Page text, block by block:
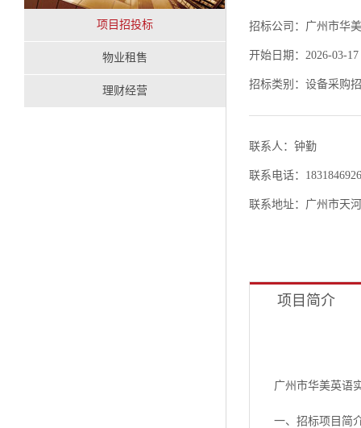
项目招投标
物业租售
理财经营
招标公司：广州市华
开始日期：2026-03-17
招标类别：设备采购
联系人：钟勤
联系电话：
联系地址：广州市天
项目简介
广州市华美英语
一、招标项目简